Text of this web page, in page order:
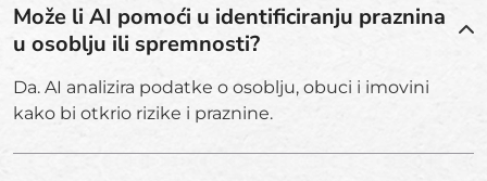
Može li AI pomoći u identificiranju praznina
u osoblju ili spremnosti?
Da. AI analizira podatke o osoblju, obuci i imovini
kako bi otkrio rizike i praznine.